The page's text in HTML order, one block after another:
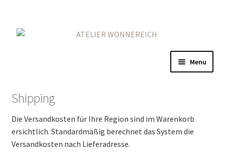
to
to
Menu
Red
Shipping
Die Versandkosten für Ihre Region sind im Warenkorb
ersichtlich. Standardmäßig berechnet das System die
Versandkosten nach Lieferadresse.